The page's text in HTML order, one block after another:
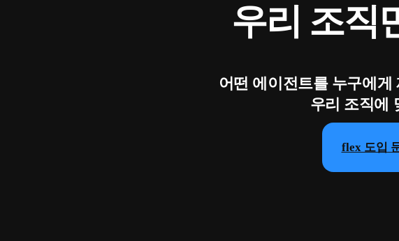
우리 조직
어떤 에이전트를 누구에게
우리 조직에
flex 도입